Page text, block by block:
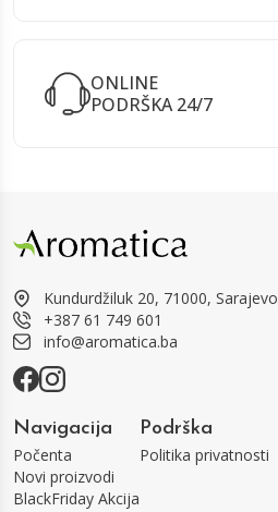
ONLINE
PODRŠKA 24/7
Kundurdžiluk 20, 71000, Sarajevo
+387 61 749 601
info@aromatica.ba
Navigacija
Počenta
Novi proizvodi
BlackFriday Akcija
Podrška
Politika privatnosti